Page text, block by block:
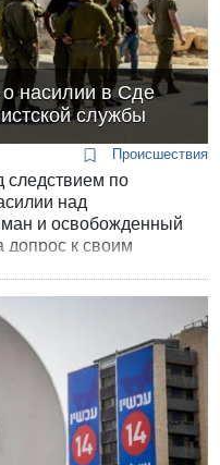
насилии в Сде
службы
Происшествия
следствием по
над
и освобожденный
допрос к своим